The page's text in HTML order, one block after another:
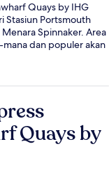
Quays by IHG
Stasiun Portsmouth
Spinnaker. Area
mana dan populer akan
Quays by